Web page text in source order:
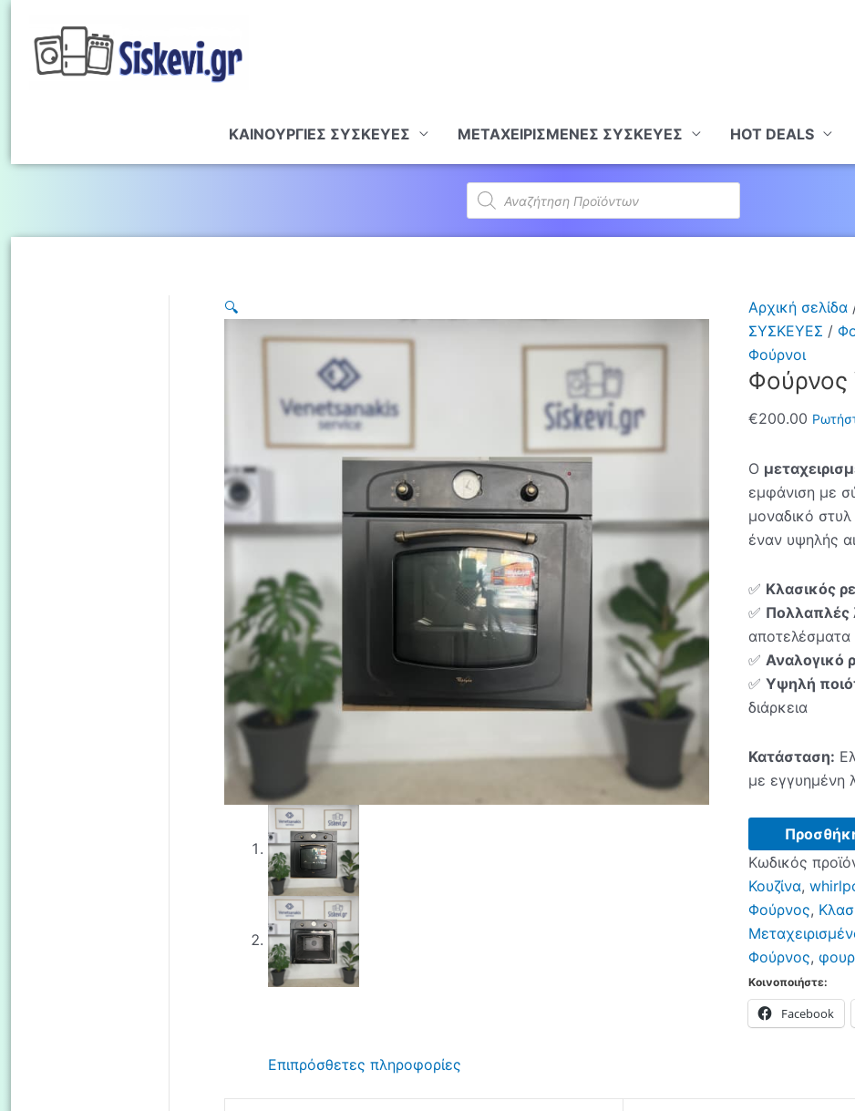
ΚΑΙΝΟΥΡΓΙΕΣ ΣΥΣΚΕΥΕΣ ΜΕΤΑΧΕΙΡΙΣΜΕΝΕΣ ΣΥΣΚΕΥΕΣ HOT DEALS
Products
search
🔍 Αρχική σελίδα
ΣΥΣΚΕΥΕΣ /
Φούρνοι
Φούρνος
€200.00
Ο
εμφάνιση με
μοναδικό στυλ
έναν υψηλής
✅ Κλασικός
✅ Πολλαπλές
αποτελέσματα
✅ Αναλογικό
✅ Υψηλή
διάρκεια
Κατάσταση:
με εγγυημένη
Φούρνος
WHIRPOOL
ποσότητα
Κωδικός
Κουζίνα,
Φούρνος,
Φούρνος,
Κοινοποιήστε:
Facebook
Επιπρόσθετες πληροφορίες